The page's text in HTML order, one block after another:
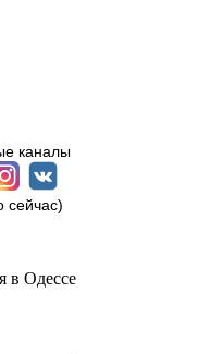
каналы
сейчас)
в Одессе